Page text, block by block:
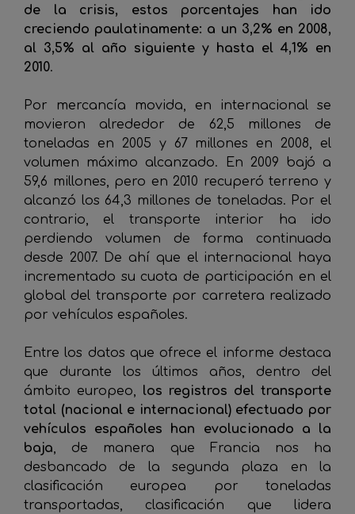
de la crisis, estos porcentajes han ido
creciendo paulatinamente: a un 3,2% en 2008,
al 3,5% al año siguiente y hasta el 4,1% en
2010.
Por mercancía movida, en internacional se
movieron alrededor de 62,5 millones de
toneladas en 2005 y 67 millones en 2008, el
volumen máximo alcanzado. En 2009 bajó a
59,6 millones, pero en 2010 recuperó terreno y
alcanzó los 64,3 millones de toneladas. Por el
contrario, el transporte interior ha ido
perdiendo volumen de forma continuada
desde 2007. De ahí que el internacional haya
incrementado su cuota de participación en el
global del transporte por carretera realizado
por vehículos españoles.
Entre los datos que ofrece el informe destaca
que durante los últimos años, dentro del
ámbito europeo, los registros del transporte
total (nacional e internacional) efectuado por
vehículos españoles han evolucionado a la
baja, de manera que Francia nos ha
desbancado de la segunda plaza en la
clasificación europea por toneladas
transportadas, clasificación que lidera